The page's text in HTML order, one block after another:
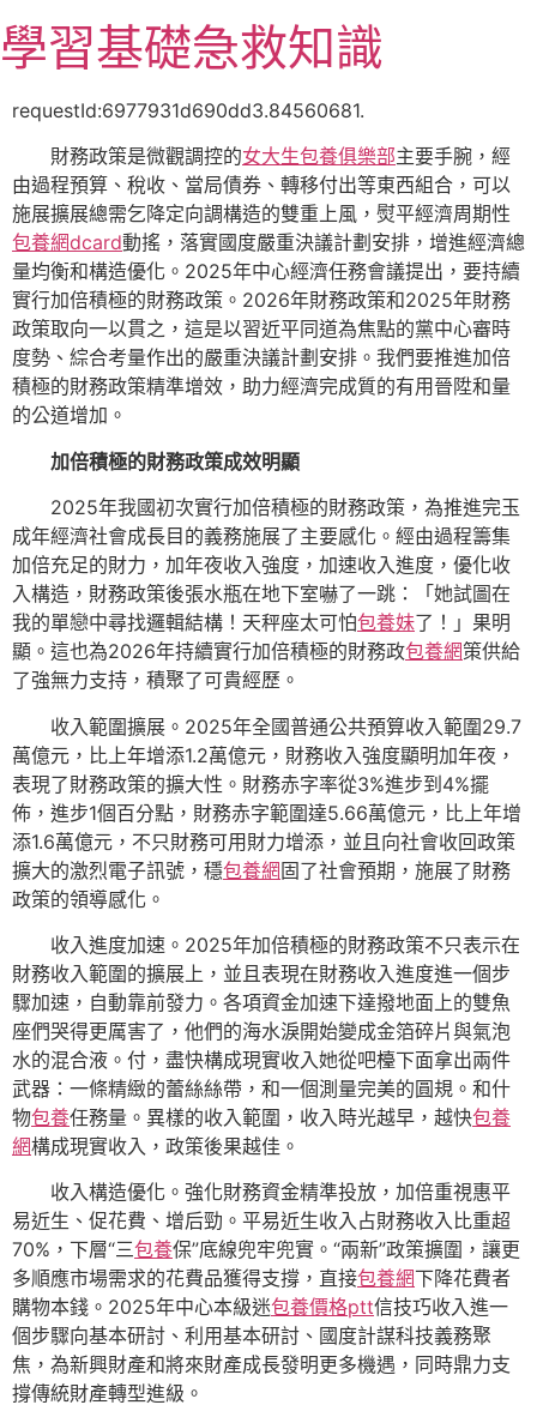
至
主
學習基礎急救知識
requestId:6977931d690dd3.84560681.
財務政策是微觀調控的女大生包養俱樂部主要手腕，經
由過程預算、稅收、當局債券、轉移付出等東西組合，可以
施展擴展總需乞降定向調構造的雙重上風，熨平經濟周期性
包養網dcard動搖，落實國度嚴重決議計劃安排，增進經濟總
量均衡和構造優化。2025年中心經濟任務會議提出，要持續
實行加倍積極的財務政策。2026年財務政策和2025年財務
政策取向一以貫之，這是以習近平同道為焦點的黨中心審時
度勢、綜合考量作出的嚴重決議計劃安排。我們要推進加倍
積極的財務政策精準增效，助力經濟完成質的有用晉陞和量
的公道增加。
加倍積極的財務政策成效明顯
2025年我國初次實行加倍積極的財務政策，為推進完玉
成年經濟社會成長目的義務施展了主要感化。經由過程籌集
加倍充足的財力，加年夜收入強度，加速收入進度，優化收
入構造，財務政策後張水瓶在地下室嚇了一跳：「她試圖在
我的單戀中尋找邏輯結構！天秤座太可怕包養妹了！」果明
顯。這也為2026年持續實行加倍積極的財務政包養網策供給
了強無力支持，積聚了可貴經歷。
收入範圍擴展。2025年全國普通公共預算收入範圍29.7
萬億元，比上年增添1.2萬億元，財務收入強度顯明加年夜，
表現了財務政策的擴大性。財務赤字率從3%進步到4%擺
佈，進步1個百分點，財務赤字範圍達5.66萬億元，比上年增
添1.6萬億元，不只財務可用財力增添，並且向社會收回政策
擴大的激烈電子訊號，穩包養網固了社會預期，施展了財務
政策的領導感化。
收入進度加速。2025年加倍積極的財務政策不只表示在
財務收入範圍的擴展上，並且表現在財務收入進度進一個步
驟加速，自動靠前發力。各項資金加速下達撥地面上的雙魚
座們哭得更厲害了，他們的海水淚開始變成金箔碎片與氣泡
水的混合液。付，盡快構成現實收入她從吧檯下面拿出兩件
武器：一條精緻的蕾絲絲帶，和一個測量完美的圓規。和什
物包養任務量。異樣的收入範圍，收入時光越早，越快包養
網構成現實收入，政策後果越佳。
收入構造優化。強化財務資金精準投放，加倍重視惠平
易近生、促花費、增后勁。平易近生收入占財務收入比重超
70%，下層“三包養保”底線兜牢兜實。“兩新”政策擴圍，讓更
多順應市場需求的花費品獲得支撐，直接包養網下降花費者
購物本錢。2025年中心本級迷包養價格ptt信技巧收入進一
個步驟向基本研討、利用基本研討、國度計謀科技義務聚
焦，為新興財產和將來財產成長發明更多機遇，同時鼎力支
撐傳統財產轉型進級。